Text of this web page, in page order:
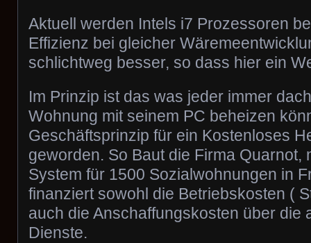
Aktuell werden Intels i7 Prozessoren
Effizienz bei gleicher
schlichtweg besser, so dass hier ein
Im Prinzip ist das was jeder immer
Wohnung mit seinem PC beheizen
Geschäftsprinzip für ein Kostenloses
geworden. So Baut die Firma Quarnot,
System für 1500 Sozialwohnungen in
finanziert sowohl die Betriebskosten (
auch die Anschaffungskosten über die
Dienste.